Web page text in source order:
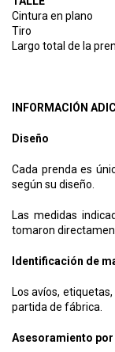
Cintura en plano
Tiro
Largo total de la
INFORMACIÓN
Diseño
Cada prenda es
según su diseño.
Las medidas
tomaron
Identificación de
Los avíos,
partida de fábrica.
Asesoramiento por